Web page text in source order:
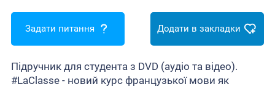
Задати питання Додати в закладки
Підручник для студента з DVD (аудіо та відео).
#LaClasse - новий курс французької мови як